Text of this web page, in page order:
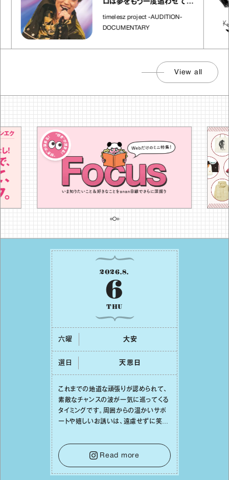
ロは夢をもう一度追わせてく
れた場所」
timelesz project -AUDITION-
DOCUMENTARY
View all
2026.8.
6
THU
六曜 ⼤安
選日 天恩⽇
これまでの地道な頑張りが認められて、
素敵なチャンスの波が⼀気に巡ってくる
タイミングです。周囲からの温かいサポ
ートや嬉しいお誘いは、遠慮せずに笑顔
せになっていくイメージを持って⼀歩を
踏み出して。⼀⼈⼀⼈の良いところが混
ざり合い、ハッピーな未来が形作られて
いきます。
Read more